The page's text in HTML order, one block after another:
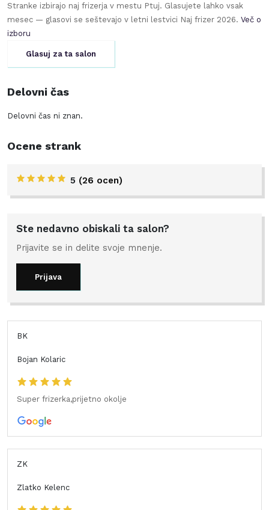
Stranke izbirajo naj frizerja v mestu Ptuj. Glasujete lahko vsak
mesec — glasovi se seštevajo v letni lestvici Naj frizer 2026. Več o
izboru
Glasuj za ta salon
Delovni čas
Delovni čas ni znan.
Ocene strank
5 (26 ocen)
Ste nedavno obiskali ta salon?
Prijavite se in delite svoje mnenje.
Prijava
BK
Bojan Kolaric
Super frizerka,prijetno okolje
ZK
Zlatko Kelenc